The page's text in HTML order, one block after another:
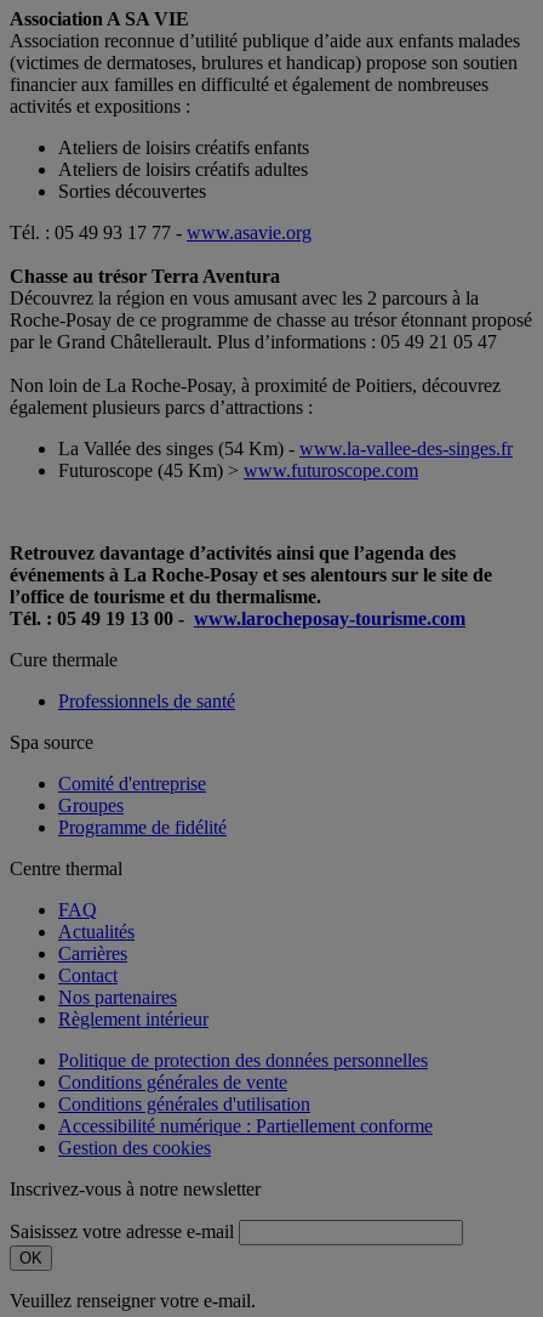
Association A SA VIE
Association reconnue d’utilité publique d’aide aux enfants malades
(victimes de dermatoses, brulures et handicap) propose son soutien
financier aux familles en difficulté et également de nombreuses
activités et expositions :
Ateliers de loisirs créatifs enfants
Ateliers de loisirs créatifs adultes
Sorties découvertes
Tél. : 05 49 93 17 77 - www.asavie.org
Chasse au trésor Terra Aventura
Découvrez la région en vous amusant avec les 2 parcours à la
Roche-Posay de ce programme de chasse au trésor étonnant proposé
par le Grand Châtellerault. Plus d’informations : 05 49 21 05 47
Non loin de La Roche-Posay, à proximité de Poitiers, découvrez
également plusieurs parcs d’attractions :
La Vallée des singes (54 Km) - www.la-vallee-des-singes.fr
Futuroscope (45 Km) > www.futuroscope.com
Retrouvez davantage d’activités ainsi que l’agenda des
événements à La Roche-Posay et ses alentours sur le site de
l’office de tourisme et du thermalisme.
Tél. : 05 49 19 13 00 - www.larocheposay-tourisme.com
Cure thermale
Professionnels de santé
Spa source
Comité d'entreprise
Groupes
Programme de fidélité
Centre thermal
FAQ
Actualités
Carrières
Contact
Nos partenaires
Règlement intérieur
Politique de protection des données personnelles
Conditions générales de vente
Conditions générales d'utilisation
Accessibilité numérique : Partiellement conforme
Gestion des cookies
Inscrivez-vous à notre newsletter
Saisissez votre adresse e-mail
OK
Veuillez renseigner votre e-mail.